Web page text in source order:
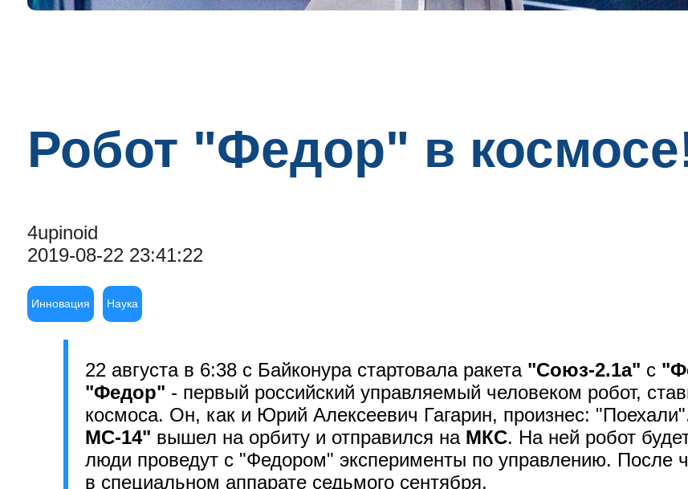
Робот "Федор" в
4upinoid
2019-08-22 23:41:22
Инновация Наука
22 августа в 6:38 с Байконура стартовала ракета "Союз-2.1а" с
"Федор" - первый российский управляемый человеком робот,
космоса. Он, как и Юрий Алексеевич Гагарин, произнес:
МС-14" вышел на орбиту и отправился на МКС. На ней робот
люди проведут с "Федором" эксперименты по управлению. После
в специальном аппарате седьмого сентября.